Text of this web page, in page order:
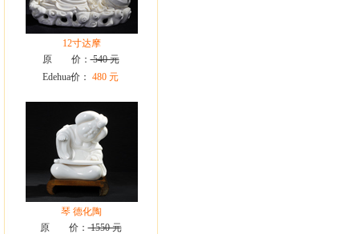
12寸达摩
原 价：540 元
Edehua价： 480 元
琴 德化陶
原 价：1550 元